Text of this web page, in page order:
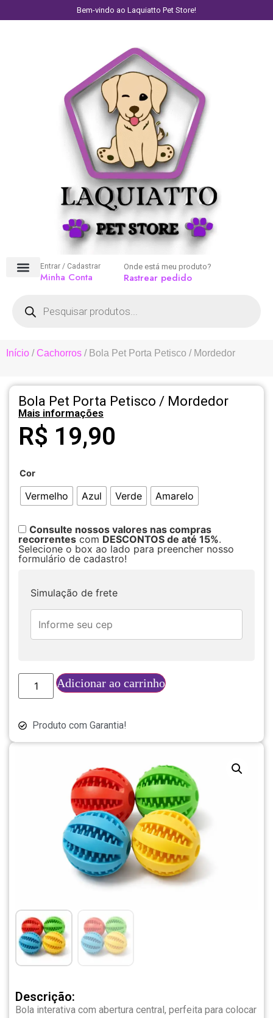
Bem-vindo ao Laquiatto Pet Store!
Entrar / Cadastrar
Minha Conta
Onde está meu produto?
Rastrear pedido
Início /Cachorros / Bola Pet Porta Petisco / Mordedor
Descrição:
Bola interativa com abertura central, perfeita para colocar
Bola Pet Porta Petisco / Mordedor
Mais informações
R$ 19,90
Cor
Vermelho Azul Verde Amarelo
Consulte nossos valores nas compras
recorrentes com DESCONTOS de até 15%.
Selecione o box ao lado para preencher nosso
formulário de cadastro!
Simulação de frete
Adicionar ao carrinho
Produto com Garantia!